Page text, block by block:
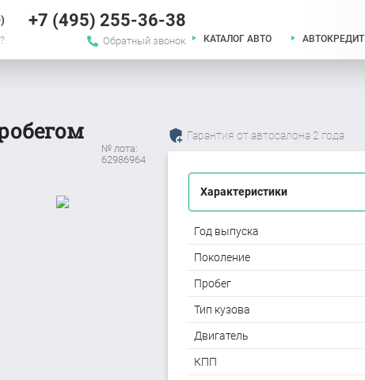
+7 (495) 255-36-38
Обратный звонок КАТАЛОГ АВТО АВТОКРЕДИТ
№ лота:
62986964
Гарантия от автосалона 2 года
Характеристики
Год выпуска
Поколение
Пробег
Тип кузова
Двигатель
КПП